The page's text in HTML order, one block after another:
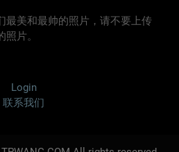
最美和最帅的照片，请不要上传
片。
Login
联系我们